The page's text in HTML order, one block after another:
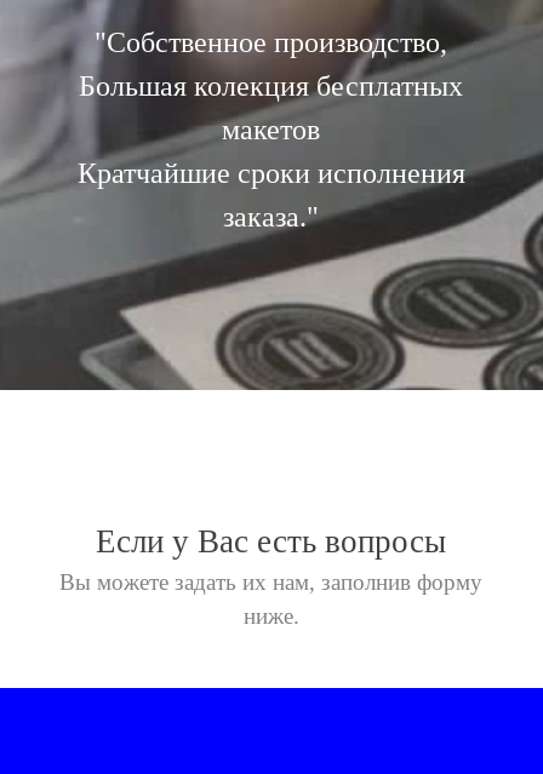
"Собственное производство,
Большая колекция бесплатных
макетов
Кратчайшие сроки исполнения
заказа."
Если у Вас есть вопросы
Вы можете задать их нам, заполнив форму
ниже.